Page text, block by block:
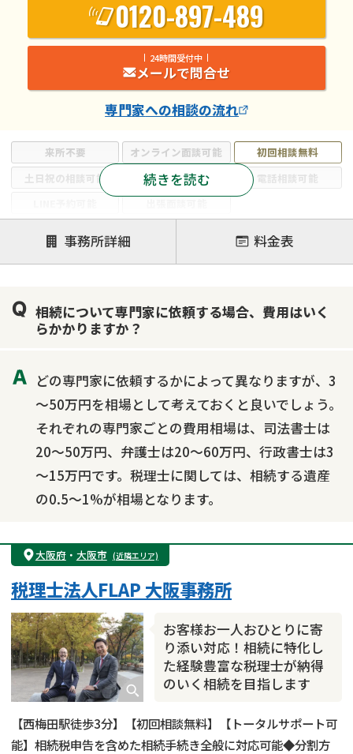
来所不要 オンライン面談可能
初回相談無料
土日祝の相談可能
19時以降電話可能
電話相談可能
注力案件
遺言書作成・遺言執行
相続放棄
相続登記
相続手続き
銀行手続き
家族信託
成年後見・任意後見
相続トラブル
続きを読む
0120-897-489
24時間受付中
メールで問合せ
専門家への相談の流れ
事務所詳細 料金表
相続について専門家に依頼する場合、費用はいく
らかかりますか？
どの専門家に依頼するかによって異なりますが、3
～50万円を相場として考えておくと良いでしょう。
それぞれの専門家ごとの費用相場は、司法書士は
20～50万円、弁護士は20～60万円、行政書士は3
～15万円です。税理士に関しては、相続する遺産
の0.5～1%が相場となります。
大阪府・ 大阪市 (近隣エリア)
お客様お一人おひとりに寄
り添い対応！相続に特化し
た経験豊富な税理士が納得
のいく相続を目指します
税理士法人FLAP 大阪事務所
【西梅田駅徒歩3分】【初回相談無料】【トータルサポート可
能】相続税申告を含めた相続手続き全般に対応可能◆分割方